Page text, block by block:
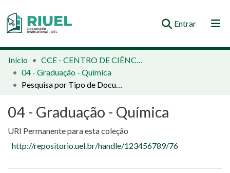
Entrar(current)
Orientações e Normas
Comunidades e Coleções
Início
CCE - CENTRO DE CIÊNCIAS EXATAS
04 - Graduação - Química
Pesquisa por Tipo de Documento
04 - Graduação - Química
URI Permanente para esta coleção
http://repositorio.uel.br/handle/123456789/76